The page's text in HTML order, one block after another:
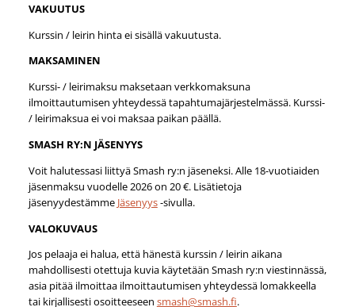
VAKUUTUS
Kurssin / leirin hinta ei sisällä vakuutusta.
MAKSAMINEN
Kurssi- / leirimaksu maksetaan verkkomaksuna
ilmoittautumisen yhteydessä tapahtumajärjestelmässä. Kurssi-
/ leirimaksua ei voi maksaa paikan päällä.
SMASH RY:N JÄSENYYS
Voit halutessasi liittyä Smash ry:n jäseneksi. Alle 18-vuotiaiden
jäsenmaksu vuodelle 2026 on 20 €. Lisätietoja
jäsenyydestämme Jäsenyys-sivulla.
VALOKUVAUS
Jos pelaaja ei halua, että hänestä kurssin / leirin aikana
mahdollisesti otettuja kuvia käytetään Smash ry:n viestinnässä,
asia pitää ilmoittaa ilmoittautumisen yhteydessä lomakkeella
tai kirjallisesti osoitteeseen smash@smash.fi.